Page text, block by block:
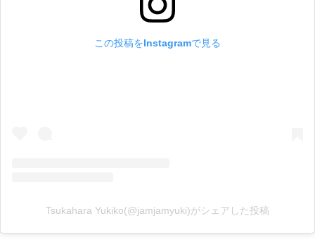
この投稿をInstagramで見る
Tsukahara Yukiko(@jamjamyuki)がシェアした投稿